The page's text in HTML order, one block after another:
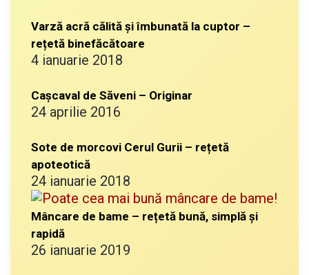
Varză acră călită și îmbunată la cuptor –
rețetă binefăcătoare
4 ianuarie 2018
Cașcaval de Săveni – Originar
24 aprilie 2016
Sote de morcovi Cerul Gurii – rețetă
apoteotică
24 ianuarie 2018
Mâncare de bame – rețetă bună, simplă și
rapidă
26 ianuarie 2019